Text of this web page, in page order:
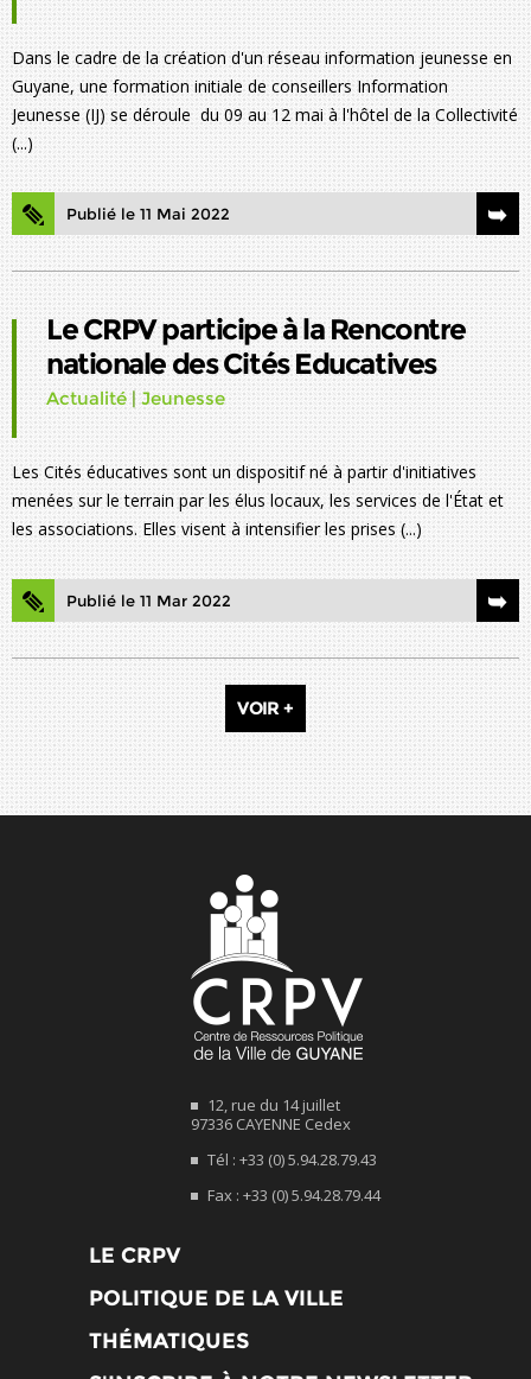
Dans le cadre de la création d'un réseau information jeunesse en
Guyane, une formation initiale de conseillers Information
Jeunesse (IJ) se déroule du 09 au 12 mai à l'hôtel de la Collectivité
(...)
Publié le 11 Mai 2022
Le CRPV participe à la Rencontre
nationale des Cités Educatives
Actualité | Jeunesse
Les Cités éducatives sont un dispositif né à partir d'initiatives
menées sur le terrain par les élus locaux, les services de l'État et
les associations. Elles visent à intensifier les prises (...)
Publié le 11 Mar 2022
VOIR +
12, rue du 14 juillet
97336 CAYENNE Cedex
Tél : +33 (0) 5.94.28.79.43
Fax : +33 (0) 5.94.28.79.44
LE CRPV
POLITIQUE DE LA VILLE
THÉMATIQUES